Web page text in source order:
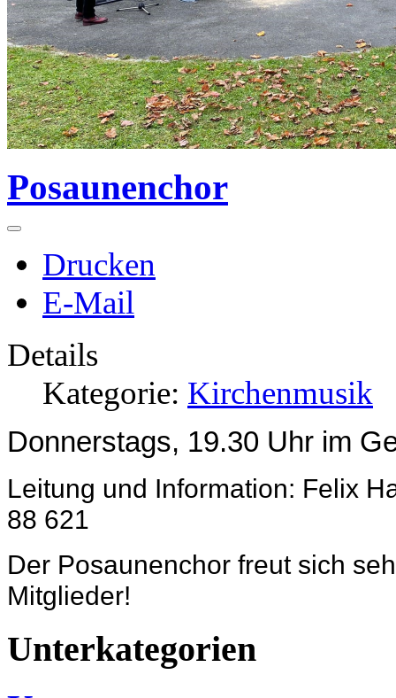
Posaunenchor
Drucken
E-Mail
Details
Kategorie: Kirchenmusik
Donnerstags, 19.30 Uhr im
Leitung und Information: Felix
88 621
Der Posaunenchor freut sich
Mitglieder!
Unterkategorien